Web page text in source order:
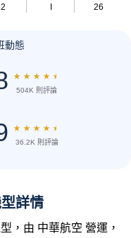
2
26
動態
★ ★ ★ ★ ★
504K 則評論
★ ★ ★ ★ ★
36.2K 則評論
詳情
，由 中華航空 營運，